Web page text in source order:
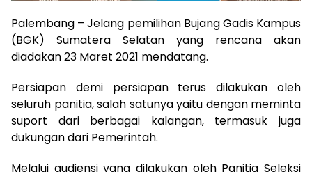
Palembang – Jelang pemilihan Bujang Gadis Kampus
(BGK) Sumatera Selatan yang rencana akan
diadakan 23 Maret 2021 mendatang.
Persiapan demi persiapan terus dilakukan oleh
seluruh panitia, salah satunya yaitu dengan meminta
suport dari berbagai kalangan, termasuk juga
dukungan dari Pemerintah.
Melalui audiensi yang dilakukan oleh Panitia Seleksi